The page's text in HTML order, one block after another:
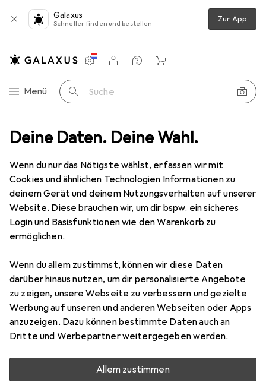
Deine Daten. Deine Wahl.
Wenn du nur das Nötigste wählst, erfassen wir mit
Cookies und ähnlichen Technologien Informationen zu
deinem Gerät und deinem Nutzungsverhalten auf unserer
Website. Diese brauchen wir, um dir bspw. ein sicheres
Login und Basisfunktionen wie den Warenkorb zu
ermöglichen.
Wenn du allem zustimmst, können wir diese Daten
darüber hinaus nutzen, um dir personalisierte Angebote
zu zeigen, unsere Webseite zu verbessern und gezielte
Werbung auf unseren und anderen Webseiten oder Apps
anzuzeigen. Dazu können bestimmte Daten auch an
Dritte und Werbepartner weitergegeben werden.
Allem zustimmen
Galaxus
Schneller finden und bestellen Zur App
Navigation nach Kategorien
Menü Suche
Einstellungen
Kundenkonto
Vergleichslisten
Merklisten
Warenkorb
Gesamtsortiment Baby + Eltern Babyernährung
Babyernährung
EntdeckenForum
Bestseller